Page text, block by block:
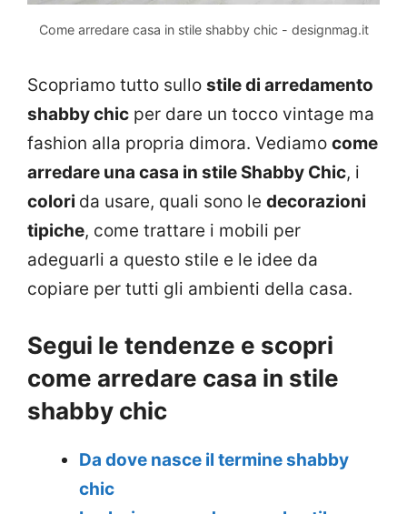
Come arredare casa in stile shabby chic - designmag.it
Scopriamo tutto sullo stile di arredamento
shabby chic per dare un tocco vintage ma
fashion alla propria dimora. Vediamo come
arredare una casa in stile Shabby Chic, i
colori da usare, quali sono le decorazioni
tipiche, come trattare i mobili per
adeguarli a questo stile e le idee da
copiare per tutti gli ambienti della casa.
Segui le tendenze e scopri
come arredare casa in stile
shabby chic
Da dove nasce il termine shabby
chic